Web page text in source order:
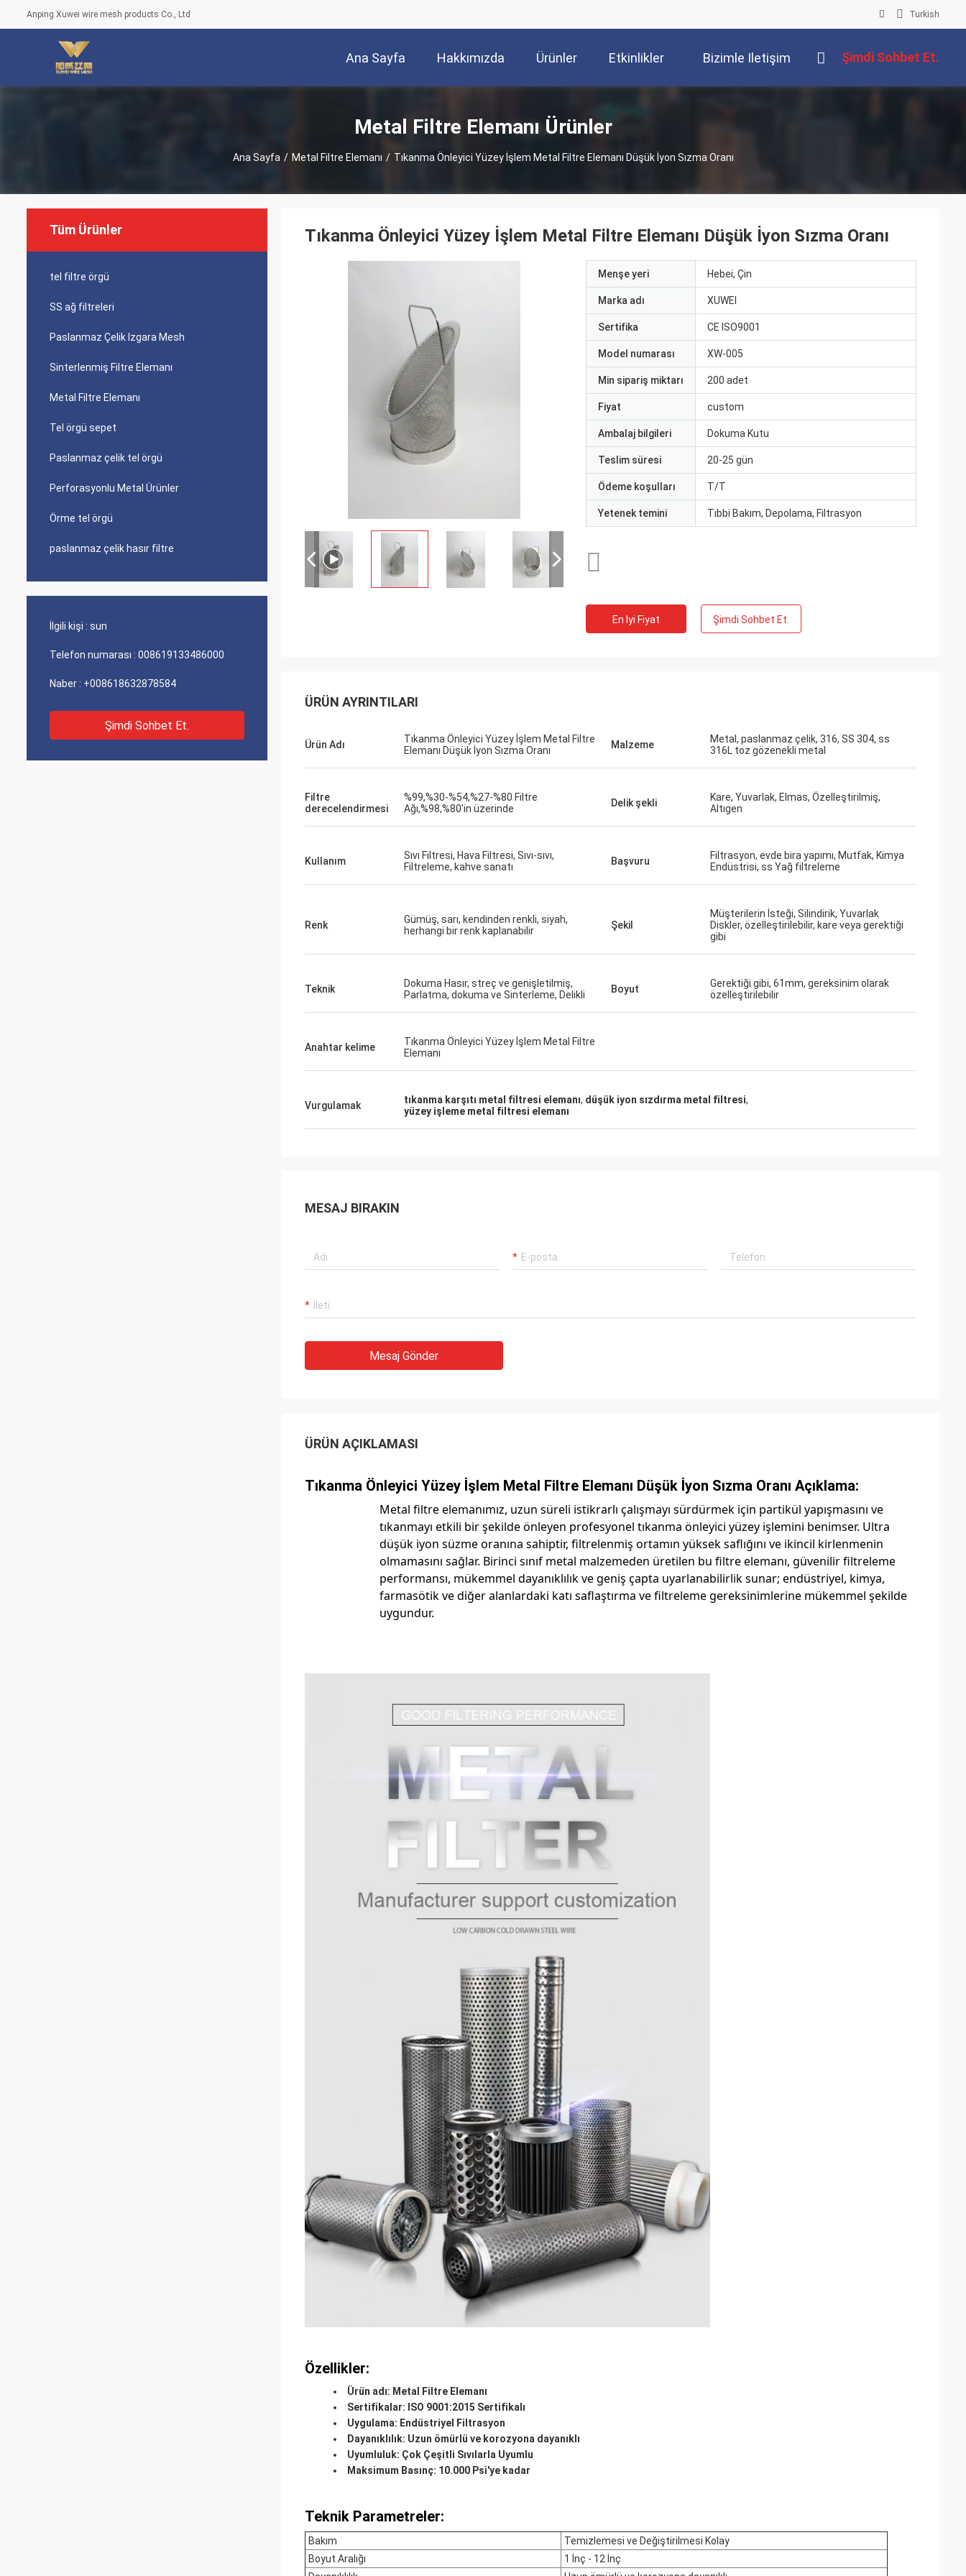
Anping Xuwei wire mesh products Co., Ltd Turkish
Ana Sayfa Hakkımızda Ürünler Etkinlikler Bizimle Iletişim Şimdi Sohbet Et.
Metal Filtre Elemanı Ürünler
Ana Sayfa / Metal Filtre Elemanı / Tıkanma Önleyici Yüzey İşlem Metal Filtre Elemanı Düşük İyon Sızma Oranı
Tüm Ürünler
tel filtre örgü
SS ağ filtreleri
Paslanmaz Çelik Izgara Mesh
Sinterlenmiş Filtre Elemanı
Metal Filtre Elemanı
Tel örgü sepet
Paslanmaz çelik tel örgü
Perforasyonlu Metal Ürünler
Örme tel örgü
paslanmaz çelik hasır filtre
İlgili kişi : sun
Telefon numarası : 008619133486000
Naber : +008618632878584
Şimdi Sohbet Et.
Tıkanma Önleyici Yüzey İşlem Metal Filtre Elemanı Düşük İyon Sızma Oranı
Menşe yeri Hebei, Çin
Marka adı XUWEI
Sertifika CE ISO9001
Model numarası XW-005
Min sipariş miktarı 200 adet
Fiyat custom
Ambalaj bilgileri Dokuma Kutu
Teslim süresi 20-25 gün
Ödeme koşulları T/T
Yetenek temini Tıbbi Bakım, Depolama, Filtrasyon
En Iyi Fiyat Şimdi Sohbet Et.
ÜRÜN AYRINTILARI
Ürün Adı
Tıkanma Önleyici Yüzey İşlem Metal Filtre
Elemanı Düşük İyon Sızma Oranı
Malzeme
Metal, paslanmaz çelik, 316, SS 304, ss
316L toz gözenekli metal
Filtre
derecelendirmesi
%99,%30-%54,%27-%80 Filtre
Ağı,%98,%80'in üzerinde
Delik şekli
Kare, Yuvarlak, Elmas, Özelleştirilmiş,
Altıgen
Kullanım
Sıvı Filtresi, Hava Filtresi, Sıvı-sıvı,
Filtreleme, kahve sanatı
Başvuru
Filtrasyon, evde bira yapımı, Mutfak, Kimya
Endüstrisi, ss Yağ filtreleme
Renk
Gümüş, sarı, kendinden renkli, siyah,
herhangi bir renk kaplanabilir
Şekil
Müşterilerin İsteği, Silindirik, Yuvarlak
Diskler, özelleştirilebilir, kare veya gerektiği
gibi
Teknik
Dokuma Hasır, streç ve genişletilmiş,
Parlatma, dokuma ve Sinterleme, Delikli
Boyut
Gerektiği gibi, 61mm, gereksinim olarak
özelleştirilebilir
Anahtar kelime
Tıkanma Önleyici Yüzey İşlem Metal Filtre
Elemanı
Vurgulamak tıkanma karşıtı metal filtresi elemanı, düşük iyon sızdırma metal filtresi,
yüzey işleme metal filtresi elemanı
MESAJ BIRAKIN
Mesaj Gönder
ÜRÜN AÇIKLAMASI
Tıkanma Önleyici Yüzey İşlem Metal Filtre Elemanı Düşük İyon Sızma Oranı Açıklama:
Metal filtre elemanımız, uzun süreli istikrarlı çalışmayı sürdürmek için partikül yapışmasını ve
tıkanmayı etkili bir şekilde önleyen profesyonel tıkanma önleyici yüzey işlemini benimser. Ultra
düşük iyon süzme oranına sahiptir, filtrelenmiş ortamın yüksek saflığını ve ikincil kirlenmenin
olmamasını sağlar. Birinci sınıf metal malzemeden üretilen bu filtre elemanı, güvenilir filtreleme
performansı, mükemmel dayanıklılık ve geniş çapta uyarlanabilirlik sunar; endüstriyel, kimya,
farmasötik ve diğer alanlardaki katı saflaştırma ve filtreleme gereksinimlerine mükemmel şekilde
uygundur.
Özellikler:
Ürün adı: Metal Filtre Elemanı
Sertifikalar: ISO 9001:2015 Sertifikalı
Uygulama: Endüstriyel Filtrasyon
Dayanıklılık: Uzun ömürlü ve korozyona dayanıklı
Uyumluluk: Çok Çeşitli Sıvılarla Uyumlu
Maksimum Basınç: 10.000 Psi'ye kadar
Teknik Parametreler:
Bakım
Temizlemesi ve Değiştirilmesi Kolay
Boyut Aralığı
1 İnç - 12 İnç